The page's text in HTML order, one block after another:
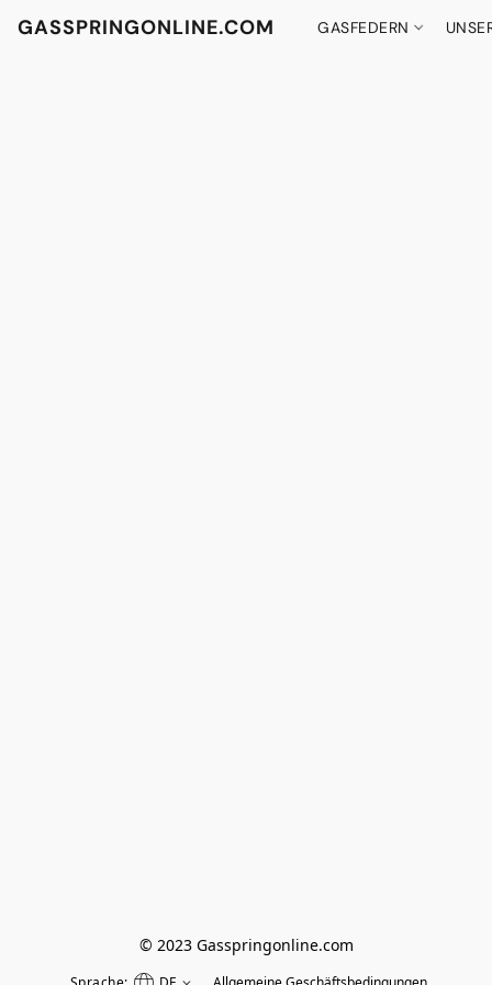
GASSPRINGONLINE.COM GASFEDERN
© 2023 Gasspringonline.com